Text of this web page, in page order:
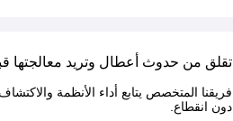
تقلق من حدوث أعطال وتريد معالجتها
فريقنا المتخصص يتابع أداء الأنظمة
دون انقطاع.